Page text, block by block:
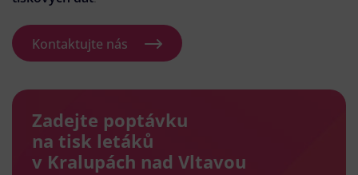
Kontaktujte nás
Zadejte poptávku
na tisk letáků
v Kralupách nad Vltavou